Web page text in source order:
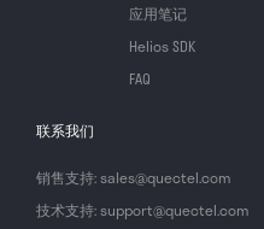
应用笔记
Helios SDK
FAQ
联系我们
销售支持: sales@quectel.com
技术支持: support@quectel.com